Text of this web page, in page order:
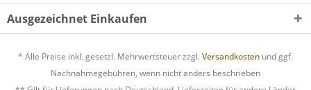
Ausgezeichnet Einkaufen
* Alle Preise inkl. gesetzl. Mehrwertsteuer zzgl. Versandkosten und ggf.
Nachnahmegebühren, wenn nicht anders beschrieben